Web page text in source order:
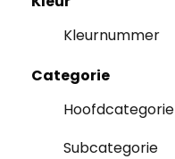
Kleurnummer
Categorie
Hoofdcategorie
Subcategorie